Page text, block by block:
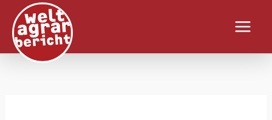
Inhalt
springen